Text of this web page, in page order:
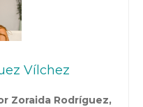
Vílchez
Zoraida Rodríguez,